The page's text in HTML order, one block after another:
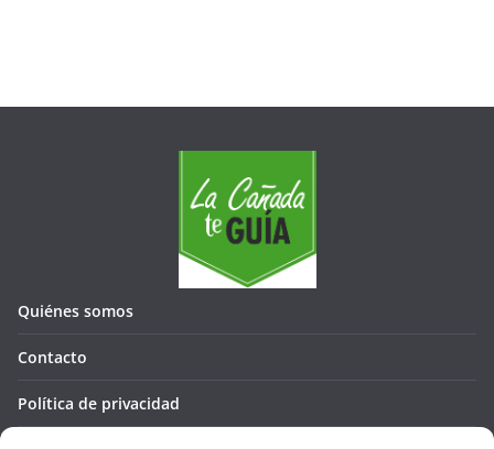
Quiénes somos
Contacto
Política de privacidad